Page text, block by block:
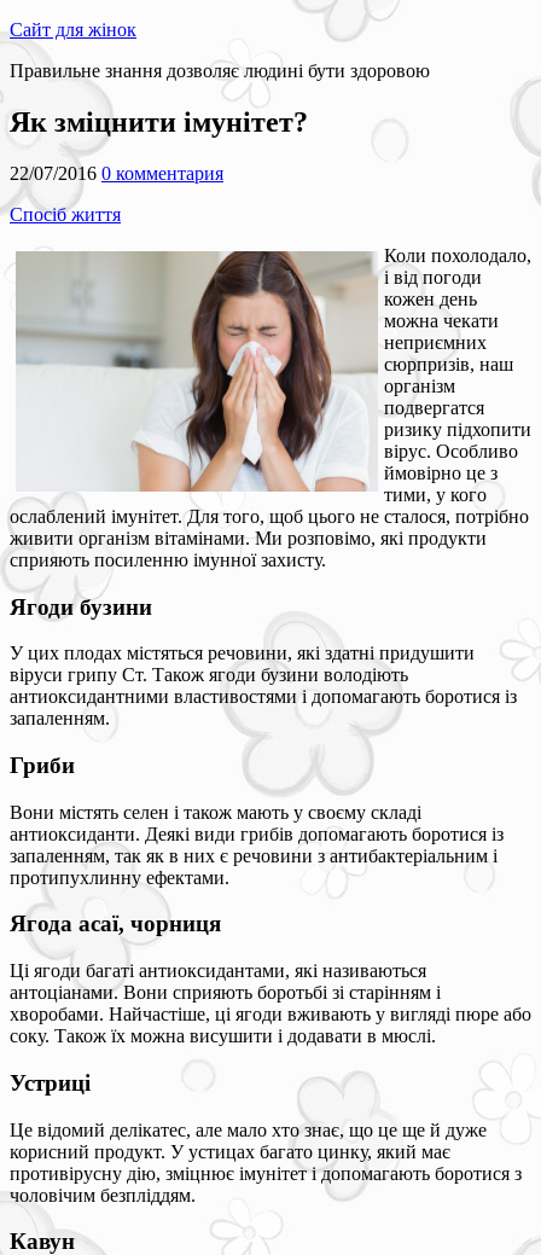
Сайт для жінок
Правильне знання дозволяє людині бути здоровою
Як зміцнити імунітет?
22/07/2016 0 комментария
Спосіб життя
Коли похолодало,
і від погоди
кожен день
можна чекати
неприємних
сюрпризів, наш
організм
подвергатся
ризику підхопити
вірус. Особливо
ймовірно це з
тими, у кого
ослаблений імунітет. Для того, щоб цього не сталося, потрібно
живити організм вітамінами. Ми розповімо, які продукти
сприяють посиленню імунної захисту.
Ягоди бузини
У цих плодах містяться речовини, які здатні придушити
віруси грипу Ст. Також ягоди бузини володіють
антиоксидантними властивостями і допомагають боротися із
запаленням.
Гриби
Вони містять селен і також мають у своєму складі
антиоксиданти. Деякі види грибів допомагають боротися із
запаленням, так як в них є речовини з антибактеріальним і
протипухлинну ефектами.
Ягода асаї, чорниця
Ці ягоди багаті антиоксидантами, які називаються
антоціанами. Вони сприяють боротьбі зі старінням і
хворобами. Найчастіше, ці ягоди вживають у вигляді пюре або
соку. Також їх можна висушити і додавати в мюслі.
Устриці
Це відомий делікатес, але мало хто знає, що це ще й дуже
корисний продукт. У устицах багато цинку, який має
противірусну дію, зміцнює імунітет і допомагають боротися з
чоловічим безпліддям.
Кавун